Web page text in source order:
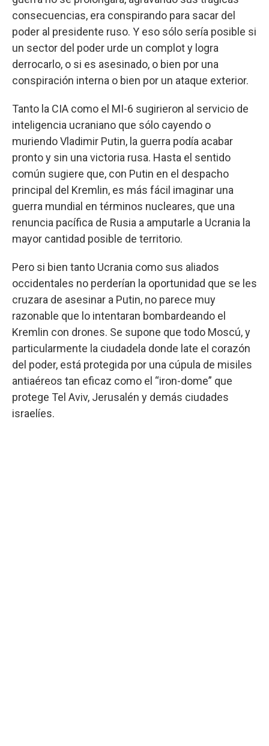
consecuencias, era conspirando para sacar del
poder al presidente ruso. Y eso sólo sería posible si
un sector del poder urde un complot y logra
derrocarlo, o si es asesinado, o bien por una
conspiración interna o bien por un ataque exterior.
Tanto la CIA como el MI-6 sugirieron al servicio de
inteligencia ucraniano que sólo cayendo o
muriendo Vladimir Putin, la guerra podía acabar
pronto y sin una victoria rusa. Hasta el sentido
común sugiere que, con Putin en el despacho
principal del Kremlin, es más fácil imaginar una
guerra mundial en términos nucleares, que una
renuncia pacífica de Rusia a amputarle a Ucrania la
mayor cantidad posible de territorio.
Pero si bien tanto Ucrania como sus aliados
occidentales no perderían la oportunidad que se les
cruzara de asesinar a Putin, no parece muy
razonable que lo intentaran bombardeando el
Kremlin con drones. Se supone que todo Moscú, y
particularmente la ciudadela donde late el corazón
del poder, está protegida por una cúpula de misiles
antiaéreos tan eficaz como el “iron-dome” que
protege Tel Aviv, Jerusalén y demás ciudades
israelíes.